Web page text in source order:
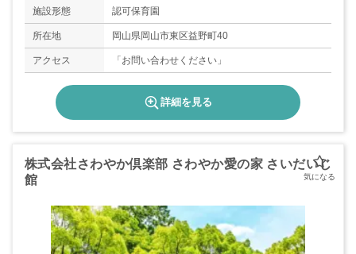
施設形態 認可保育園
所在地 岡山県岡山市東区益野町40
アクセス 「お問い合わせください」
詳細を見る
株式会社さわやか倶楽部 さわやか愛の家 さいだいじ
館